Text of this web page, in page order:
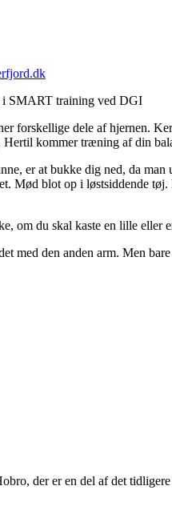
i SMART training ved DGI
forskellige dele af hjernen.
kommer træning af din
er at bukke dig ned, da
Mød blot op i løstsiddende
om du skal kaste en lille eller
med den anden arm. Men
der er en del af det